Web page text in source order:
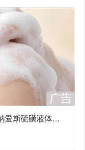
爱斯硫磺液体香